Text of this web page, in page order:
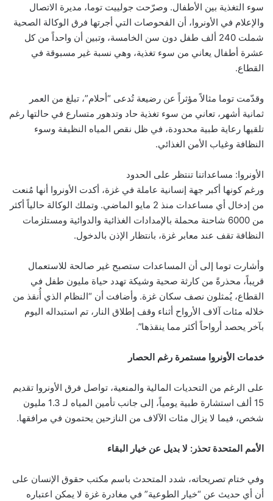
سوء التغذية بين الأطفال. وصرّحت جولييت توما، مديرة الاتصال
والإعلام في الأونروا، أن الفحوصات التي أجرتها فرق الوكالة الصحية
شملت 240 ألف طفل دون سن الخامسة، وتبين أن واحداً من كل
عشرة أطفال يعاني من سوء تغذية، وهي نسبة غير مسبوقة في
القطاع.
وقدّمت توما مثالاً مؤثراً عن رضيعة تُدعى “أحلام”، تبلغ من العمر
ثمانية أشهر، تعاني من سوء تغذية حاد وتدهور متسارع في حالتها رغم
تلقيها رعاية طبية محدودة، في ظل نقص المياه النظيفة وسوء
النظافة وغياب الأمن الغذائي.
الأونروا: مساعداتنا تنتظر على الحدود
ورغم كونها أكبر جهة إنسانية عاملة في غزة، أكدت الأونروا أنها مُنعت
من إدخال أي مساعدات منذ 2 مايو الماضي. وتملك الوكالة حالياً أكثر
من 6000 شاحنة محملة بالإمدادات الغذائية والدوائية ومستلزمات
النظافة تقف عند معابر غزة، بانتظار الإذن بالدخول.
وأشارت توما إلى أن المساعدات ستصبح غير صالحة للاستعمال
قريباً، محذرةً من كارثة صحية وشيكة تهدد حياة مليون طفل في
القطاع، يُمثلون نصف سكان غزة. وأضافت أن “النظام الذي أُنقذ من
خلاله مئات آلاف الأرواح أثناء وقف إطلاق النار، تم استبداله اليوم
بآخر يحصد أرواحاً أكثر مما ينقذها”.
خدمات الأونروا مستمرة رغم الحصار
على الرغم من التحديات المالية والمنعية، تواصل فرق الأونروا تقديم
15 ألف استشارة طبية يومياً، إلى جانب تأمين المياه لـ 1.3 مليون
شخص، فيما لا يزال مئات الآلاف من النازحين يحتمون في مرافقها.
الأمم المتحدة تحذر: لا بديل عن خيار البقاء
وفي ختام تصريحاته، شدد المتحدث باسم مكتب حقوق الإنسان على
أن أي حديث عن “خيار الطوعية” في مغادرة غزة لا يمكن اعتباره